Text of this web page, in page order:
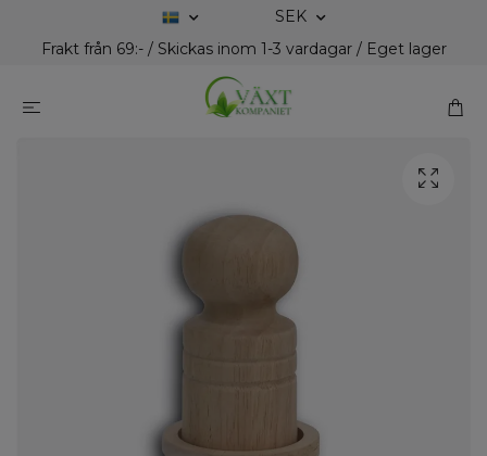
SEK
Frakt från 69:- / Skickas inom 1-3 vardagar / Eget lager